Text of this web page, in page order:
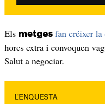
Els metges fan créixer la
hores extra i convoquen
Salut a negociar.
L'ENQUESTA